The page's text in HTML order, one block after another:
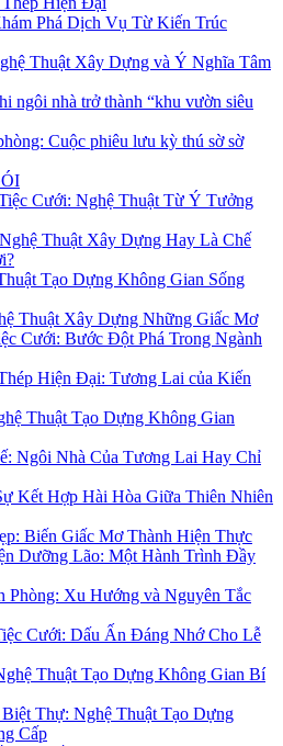
Phá Dịch Vụ Từ Kiến Trúc
Thuật Xây Dựng và Ý Nghĩa Tâm
ngôi nhà trở thành “khu vườn siêu
Cuộc phiêu lưu kỳ thú sờ sờ
Cưới: Nghệ Thuật Từ Ý Tưởng
Thuật Xây Dựng Hay Là Chế
Tạo Dựng Không Gian Sống
Thuật Xây Dựng Những Giấc Mơ
Cưới: Bước Đột Phá Trong Ngành
Hiện Đại: Tương Lai của Kiến
Thuật Tạo Dựng Không Gian
Ngôi Nhà Của Tương Lai Hay Chỉ
Kết Hợp Hài Hòa Giữa Thiên Nhiên
Biến Giấc Mơ Thành Hiện Thực
Dưỡng Lão: Một Hành Trình Đầy
Phòng: Xu Hướng và Nguyên Tắc
Cưới: Dấu Ấn Đáng Nhớ Cho Lễ
Thuật Tạo Dựng Không Gian Bí
Thự: Nghệ Thuật Tạo Dựng
Cấp